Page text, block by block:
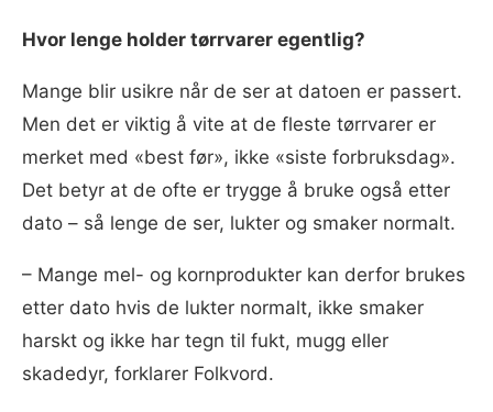
Hvor lenge holder tørrvarer egentlig?
Mange blir usikre når de ser at datoen er passert.
Men det er viktig å vite at de fleste tørrvarer er
merket med «best før», ikke «siste forbruksdag».
Det betyr at de ofte er trygge å bruke også etter
dato – så lenge de ser, lukter og smaker normalt.
– Mange mel- og kornprodukter kan derfor brukes
etter dato hvis de lukter normalt, ikke smaker
harskt og ikke har tegn til fukt, mugg eller
skadedyr, forklarer Folkvord.